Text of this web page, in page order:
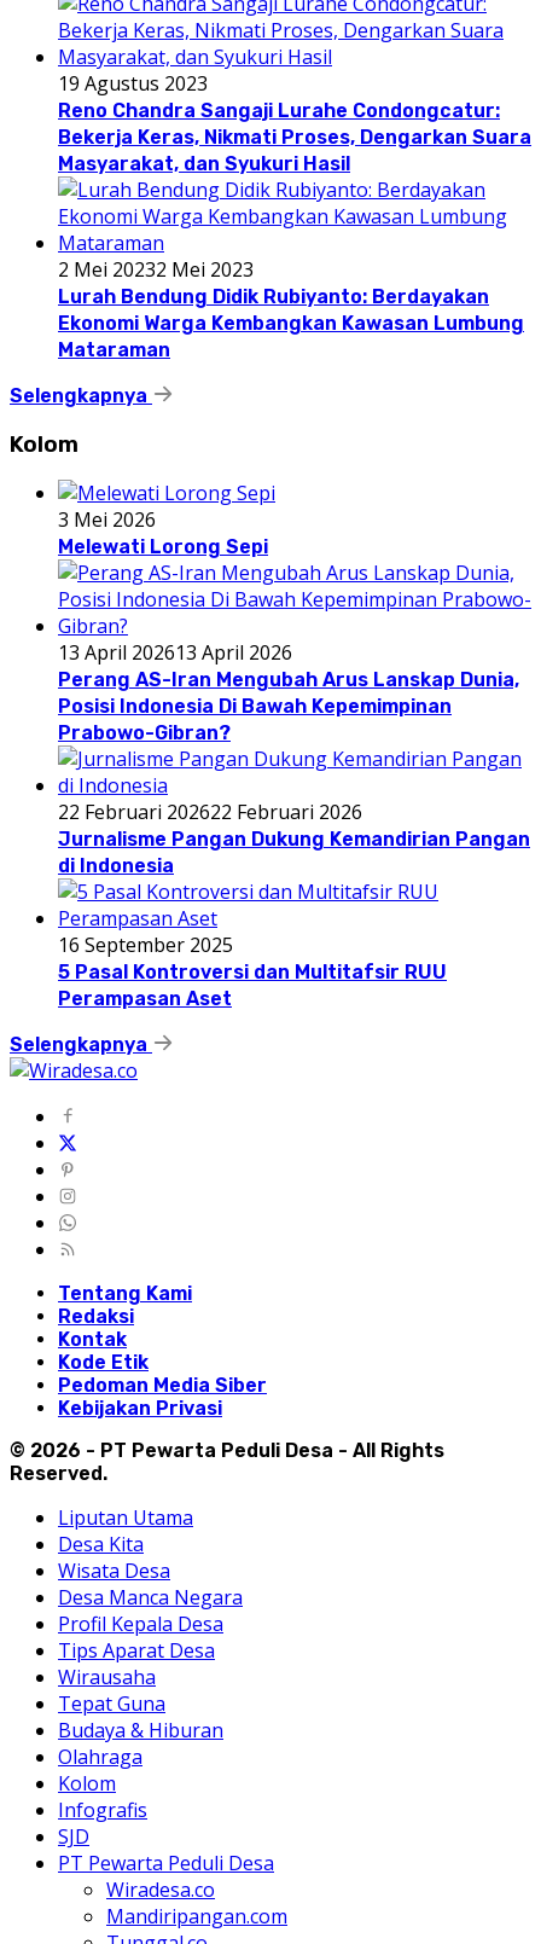
19 Agustus 2023
Reno Chandra Sangaji Lurahe Condongcatur:
Bekerja Keras, Nikmati Proses, Dengarkan Suara
Masyarakat, dan Syukuri Hasil
2 Mei 20232 Mei 2023
Lurah Bendung Didik Rubiyanto: Berdayakan
Ekonomi Warga Kembangkan Kawasan Lumbung
Mataraman
Selengkapnya
Kolom
3 Mei 2026
Melewati Lorong Sepi
13 April 202613 April 2026
Perang AS-Iran Mengubah Arus Lanskap Dunia,
Posisi Indonesia Di Bawah Kepemimpinan
Prabowo-Gibran?
22 Februari 202622 Februari 2026
Jurnalisme Pangan Dukung Kemandirian Pangan
di Indonesia
16 September 2025
5 Pasal Kontroversi dan Multitafsir RUU
Perampasan Aset
Selengkapnya
Tentang Kami
Redaksi
Kontak
Kode Etik
Pedoman Media Siber
Kebijakan Privasi
© 2026 - PT Pewarta Peduli Desa - All Rights
Reserved.
Liputan Utama
Desa Kita
Wisata Desa
Desa Manca Negara
Profil Kepala Desa
Tips Aparat Desa
Wirausaha
Tepat Guna
Budaya & Hiburan
Olahraga
Kolom
Infografis
SJD
PT Pewarta Peduli Desa
Wiradesa.co
Mandiripangan.com